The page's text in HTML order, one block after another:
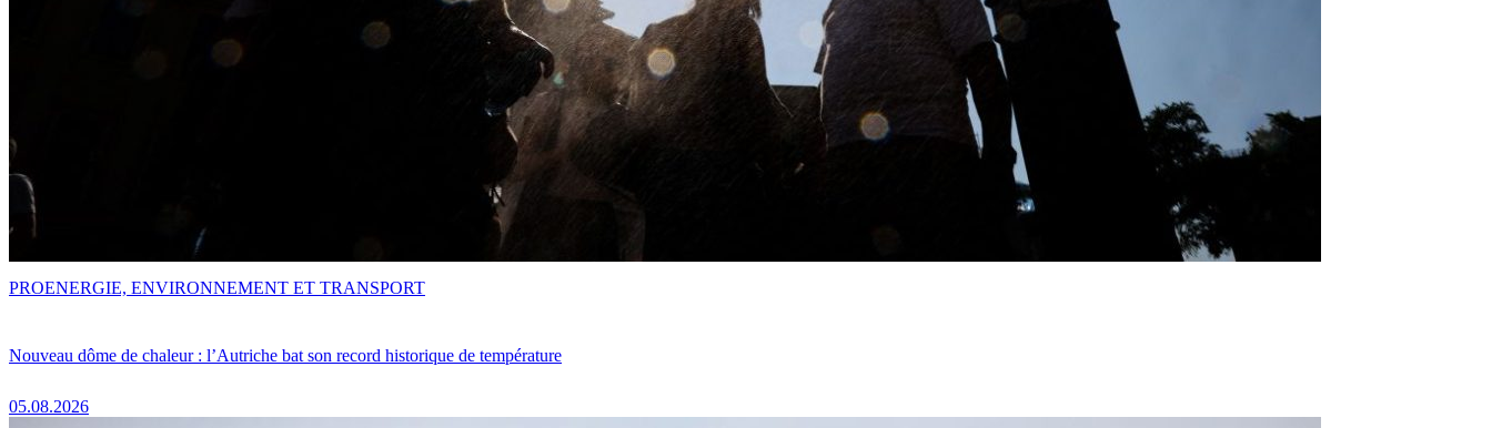
Nouveau dôme de chaleur : l’Autriche bat son record historique de température
05.08.2026
PROENERGIE, ENVIRONNEMENT ET TRANSPORT